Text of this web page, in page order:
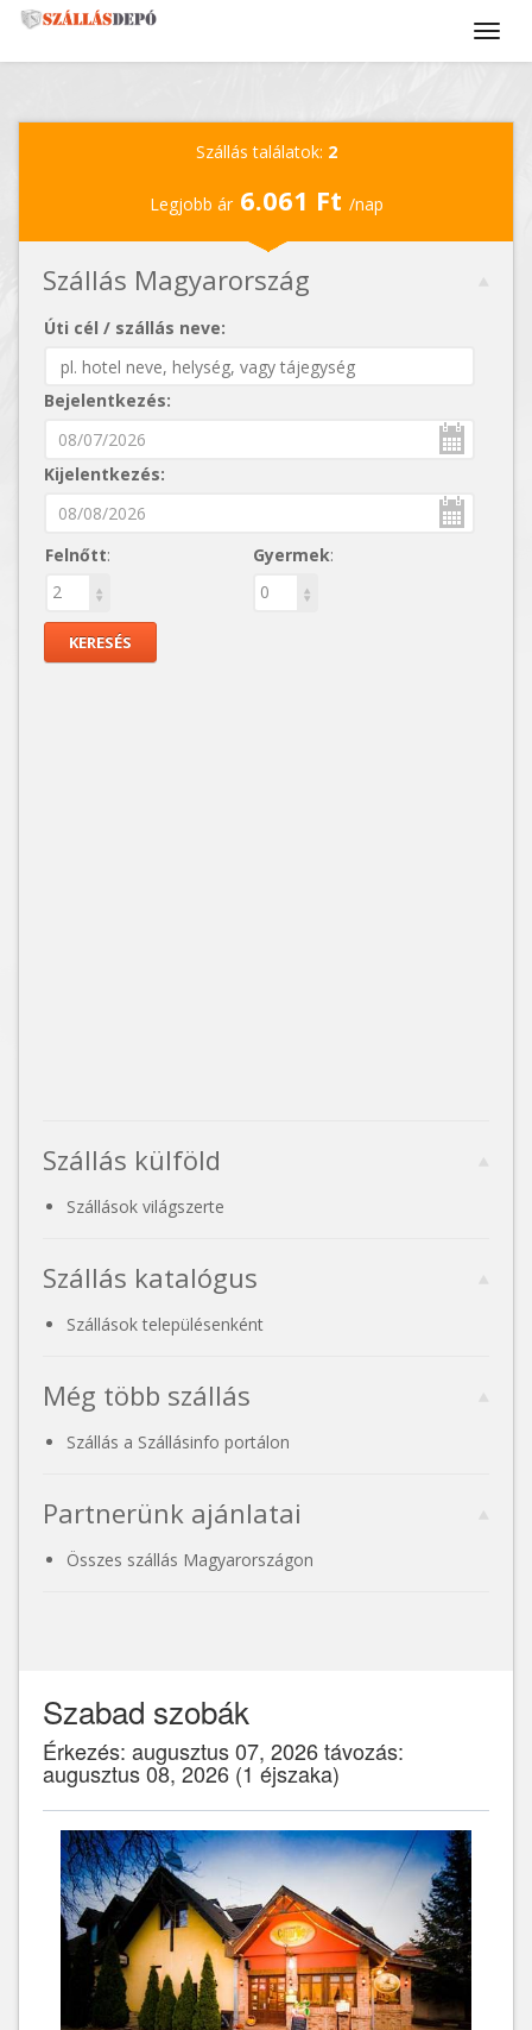
Szállás találatok: 2
Legjobb ár 6.061 Ft /nap
Szállás Magyarország
Úti cél / szállás neve:
Bejelentkezés:
Kijelentkezés:
Felnőtt: Gyermek:
Szállás külföld
Szállások világszerte
Szállás katalógus
Szállások településenként
Még több szállás
Szállás a Szállásinfo portálon
Partnerünk ajánlatai
Összes szállás Magyarországon
Szabad szobák
Érkezés: augusztus 07, 2026 távozás:
augusztus 08, 2026 (1 éjszaka)